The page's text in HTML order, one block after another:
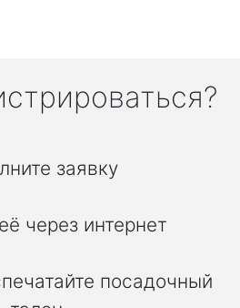
заявку
через интернет
посадочный